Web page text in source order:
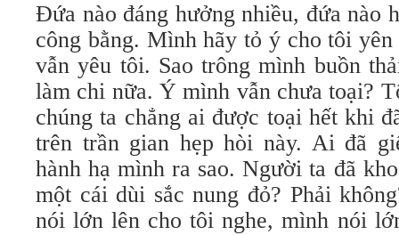
Đứa nào đáng hưởng nhiều, đứa nào
công bằng. Mình hãy tỏ ý cho tôi
vẫn yêu tôi. Sao trông mình buồn
làm chi nữa. Ý mình vẫn chưa toại?
chúng ta chẳng ai được toại hết khi
trên trần gian hẹp hòi này. Ai đã
hành hạ mình ra sao. Người ta đã
một cái dùi sắc nung đỏ? Phải
nói lớn lên cho tôi nghe, mình nói